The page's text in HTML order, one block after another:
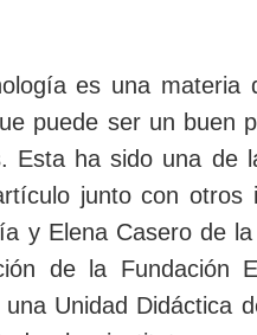
la tan ansiada
de Física. Volumen